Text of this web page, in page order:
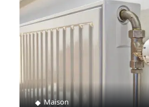
Maison